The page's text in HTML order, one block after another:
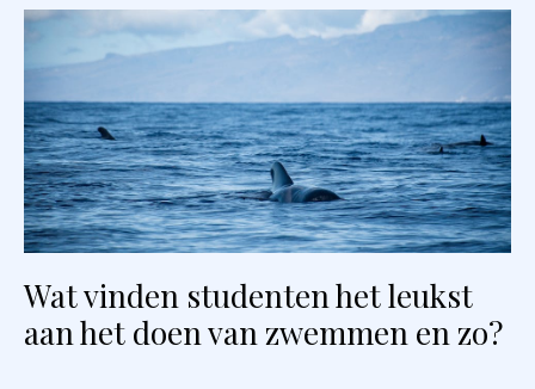
Wat vinden studenten het leukst
aan het doen van zwemmen en zo?